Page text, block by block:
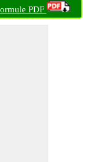
en 2D
PDF